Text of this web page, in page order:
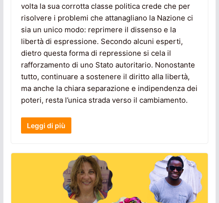
volta la sua corrotta classe politica crede che per
risolvere i problemi che attanagliano la Nazione ci
sia un unico modo: reprimere il dissenso e la
libertà di espressione. Secondo alcuni esperti,
dietro questa forma di repressione si cela il
rafforzamento di uno Stato autoritario. Nonostante
tutto, continuare a sostenere il diritto alla libertà,
ma anche la chiara separazione e indipendenza dei
poteri, resta l’unica strada verso il cambiamento.
Leggi di più